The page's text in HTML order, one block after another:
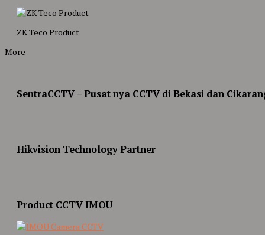
ZK Teco Product
More
SentraCCTV – Pusat nya CCTV di Bekasi dan
Hikvision Technology Partner
Product CCTV IMOU